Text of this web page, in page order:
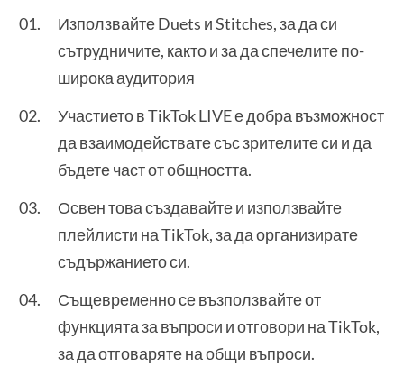
Използвайте Duets и Stitches, за да си
сътрудничите, както и за да спечелите по-
широка аудитория
Участието в TikTok LIVE е добра възможност
да взаимодействате със зрителите си и да
бъдете част от общността.
Освен това създавайте и използвайте
плейлисти на TikTok, за да организирате
съдържанието си.
Същевременно се възползвайте от
функцията за въпроси и отговори на TikTok,
за да отговаряте на общи въпроси.